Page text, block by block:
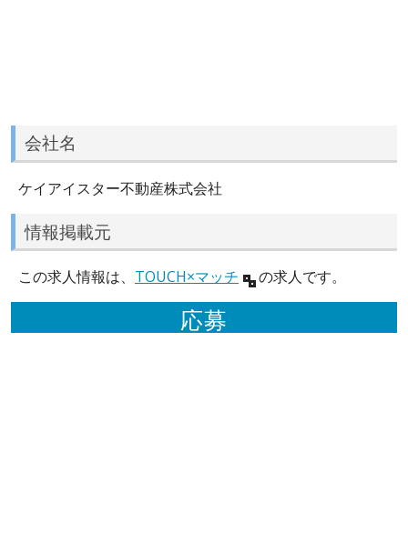
会社名
ケイアイスター不動産株式会社
情報掲載元
この求人情報は、 TOUCH×マッチ の求人です。
応募